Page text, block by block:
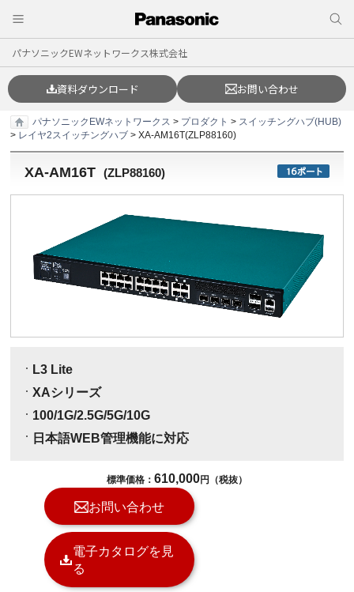
パナソニックEWネットワークス株式会社
資料ダウンロード お問い合わせ
パナソニックEWネットワークス > プロダクト > スイッチングハブ(HUB)
> レイヤ2スイッチングハブ > XA-AM16T(ZLP88160)
XA-AM16T (ZLP88160)
L3 Lite
XAシリーズ
100/1G/2.5G/5G/10G
日本語WEB管理機能に対応
標準価格： 610,000円（税抜）
お問い合わせ
電子カタログを見
る